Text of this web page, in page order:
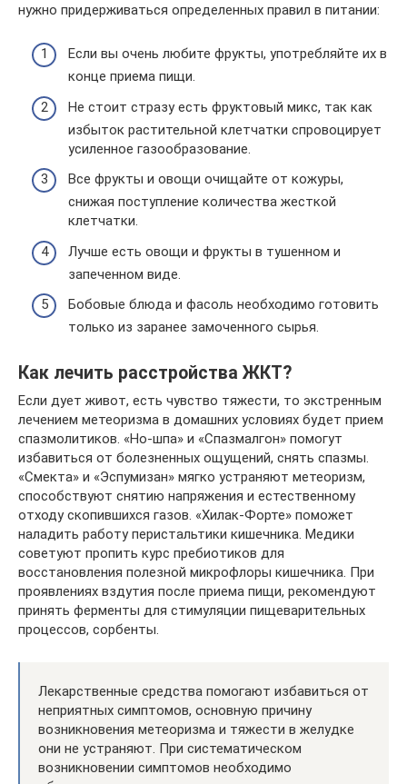
нужно придерживаться определенных правил в питании:
Если вы очень любите фрукты, употребляйте их в
конце приема пищи.
Не стоит стразу есть фруктовый микс, так как
избыток растительной клетчатки спровоцирует
усиленное газообразование.
Все фрукты и овощи очищайте от кожуры,
снижая поступление количества жесткой
клетчатки.
Лучше есть овощи и фрукты в тушенном и
запеченном виде.
Бобовые блюда и фасоль необходимо готовить
только из заранее замоченного сырья.
Как лечить расстройства ЖКТ?
Если дует живот, есть чувство тяжести, то экстренным
лечением метеоризма в домашних условиях будет прием
спазмолитиков. «Но-шпа» и «Cпазмалгон» помогут
избавиться от болезненных ощущений, снять спазмы.
«Смекта» и «Эспумизан» мягко устраняют метеоризм,
способствуют снятию напряжения и естественному
отходу скопившихся газов. «Хилак-Форте» поможет
наладить работу перистальтики кишечника. Медики
советуют пропить курс пребиотиков для
восстановления полезной микрофлоры кишечника. При
проявлениях вздутия после приема пищи, рекомендуют
принять ферменты для стимуляции пищеварительных
процессов, сорбенты.
Лекарственные средства помогают избавиться от
неприятных симптомов, основную причину
возникновения метеоризма и тяжести в желудке
они не устраняют. При систематическом
возникновении симптомов необходимо